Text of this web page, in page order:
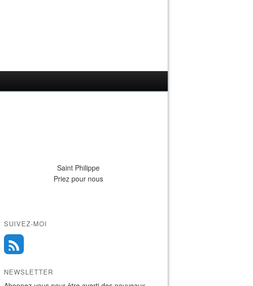
Saint Philippe
Priez pour nous
SUIVEZ-MOI
NEWSLETTER